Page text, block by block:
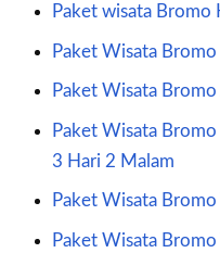
Paket wisata Bromo
Paket Wisata
Paket Wisata
Paket Wisata
3 Hari 2 Malam
Paket Wisata Bromo
Paket Wisata